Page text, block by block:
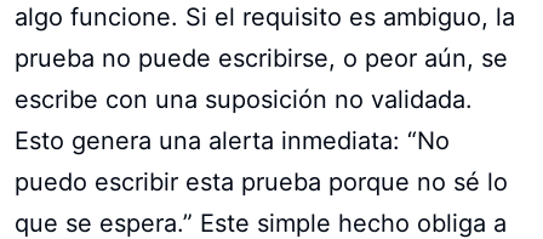
algo funcione. Si el requisito es ambiguo, la
prueba no puede escribirse, o peor aún, se
escribe con una suposición no validada.
Esto genera una alerta inmediata: “No
puedo escribir esta prueba porque no sé lo
que se espera.” Este simple hecho obliga a